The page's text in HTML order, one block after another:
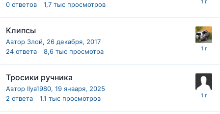
0 ответов 1,7 тыс просмотров
Клипсы
Автор Злой, 26 декабря, 2017
24 ответа 8,6 тыс просмотра
Тросики ручника
Автор Ilya1980, 19 января, 2025
2 ответа 1,1 тыс просмотров